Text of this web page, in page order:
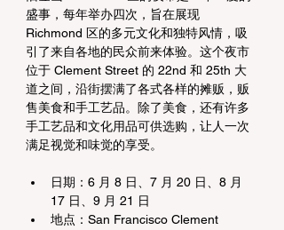
盛事，每年举办四次，旨在展现
Richmond 区的多元文化和独特风情，吸
引了来自各地的民众前来体验。这个夜市
位于 Clement Street 的 22nd 和 25th 大
道之间，沿街摆满了各式各样的摊贩，贩
售美食和手工艺品。除了美食，还有许多
手工艺品和文化用品可供选购，让人一次
满足视觉和味觉的享受。
日期：6 月 8 日、7 月 20 日、8 月
17 日、9 月 21 日
地点：San Francisco Clement